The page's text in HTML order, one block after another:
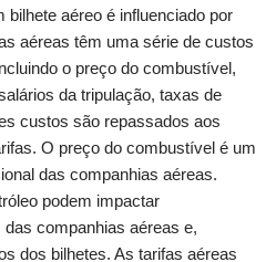
bilhete aéreo é influenciado por
aéreas têm uma série de custos
o preço do combustível,
da tripulação, taxas de
custos são repassados aos
O preço do combustível é um
das companhias aéreas.
podem impactar
companhias aéreas e,
dos bilhetes. As tarifas aéreas